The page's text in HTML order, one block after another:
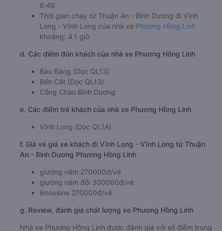
6:46
Thời gian chạy từ Thuận An - Bình Dương đi Vĩnh
Long - Vĩnh Long của nhà xe Phương Hồng Linh
khoảng: 4.1 giờ
d. Các điểm đón khách của nhà xe Phương Hồng Linh
Bàu Bàng (Dọc QL13)
Bến Cát (Dọc QL13)
Cổng Chào Bình Dương
e. Các điểm trả khách của nhà xe Phương Hồng Linh
Vĩnh Long (Dọc QL1A)
f. Giá vé giá xe khách đi Vĩnh Long - Vĩnh Long từ Thuận
An - Bình Dương Phương Hồng Linh
giường nằm 270000đ/vé
giường nằm đôi 300000đ/vé
limousine 270000đ/vé
g. Review, đánh giá chất lượng xe Phương Hồng Linh
Nhà xe Phương Hồng Linh được đánh giá với số điểm trung